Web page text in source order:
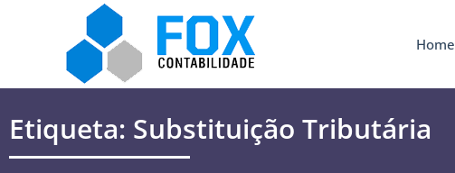
Home
Etiqueta: Substituição Tributária